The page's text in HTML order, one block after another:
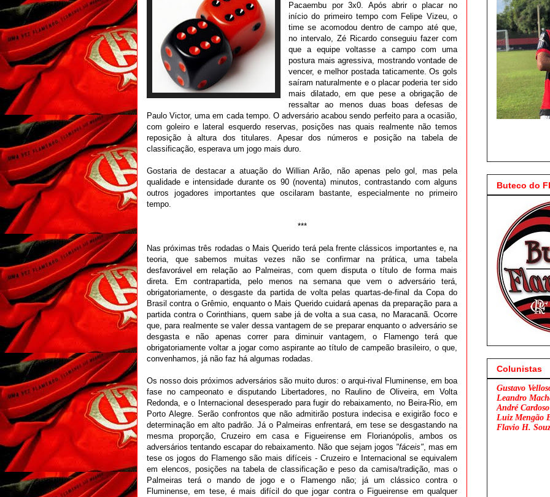
Pacaembu por 3x0. Após abrir o placar no
início do primeiro tempo com Felipe Vizeu, o
time se acomodou dentro de campo até que,
no intervalo, Zé Ricardo conseguiu fazer com
que a equipe voltasse a campo com uma
postura mais agressiva, mostrando vontade de
vencer, e melhor postada taticamente. Os gols
saíram naturalmente e o placar poderia ter sido
mais dilatado, em que pese a obrigação de
ressaltar ao menos duas boas defesas de
Paulo Victor, uma em cada tempo. O adversário acabou sendo perfeito para a ocasião,
com goleiro e lateral esquerdo reservas, posições nas quais realmente não temos
reposição à altura dos titulares. Apesar dos números e posição na tabela de
classificação, esperava um jogo mais duro.
Gostaria de destacar a atuação do Willian Arão, não apenas pelo gol, mas pela
qualidade e intensidade durante os 90 (noventa) minutos, contrastando com alguns
outros jogadores importantes que oscilaram bastante, especialmente no primeiro
tempo.
***
Nas próximas três rodadas o Mais Querido terá pela frente clássicos importantes e, na
teoria, que sabemos muitas vezes não se confirmar na prática, uma tabela
desfavorável em relação ao Palmeiras, com quem disputa o título de forma mais
direta. Em contrapartida, pelo menos na semana que vem o adversário terá,
obrigatoriamente, o desgaste da partida de volta pelas quartas-de-final da Copa do
Brasil contra o Grêmio, enquanto o Mais Querido cuidará apenas da preparação para a
partida contra o Corinthians, quem sabe já de volta a sua casa, no Maracanã. Ocorre
que, para realmente se valer dessa vantagem de se preparar enquanto o adversário se
desgasta e não apenas correr para diminuir vantagem, o Flamengo terá que
obrigatoriamente voltar a jogar como aspirante ao título de campeão brasileiro, o que,
convenhamos, já não faz há algumas rodadas.
Os nosso dois próximos adversários são muito duros: o arqui-rival Fluminense, em boa
fase no campeonato e disputando Libertadores, no Raulino de Oliveira, em Volta
Redonda, e o Internacional desesperado para fugir do rebaixamento, no Beira-Rio, em
Porto Alegre. Serão confrontos que não admitirão postura indecisa e exigirão foco e
determinação em alto padrão. Já o Palmeiras enfrentará, em tese se desgastando na
mesma proporção, Cruzeiro em casa e Figueirense em Florianópolis, ambos os
adversários tentando escapar do rebaixamento. Não que sejam jogos "fáceis", mas em
tese os jogos do Flamengo são mais difíceis - Cruzeiro e Internacional se equivalem
em elencos, posições na tabela de classificação e peso da camisa/tradição, mas o
Palmeiras terá o mando de jogo e o Flamengo não; já um clássico contra o
Fluminense, em tese, é mais difícil do que jogar contra o Figueirense em qualquer
Buteco do
Colunistas
Gustavo
Leandro
André Cardoso
Luiz Mengão
Flavio H.